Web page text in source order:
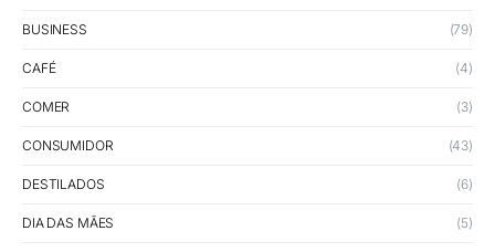
BUSINESS (79)
CAFÉ (4)
COMER (3)
CONSUMIDOR (43)
DESTILADOS (6)
DIA DAS MÃES (5)